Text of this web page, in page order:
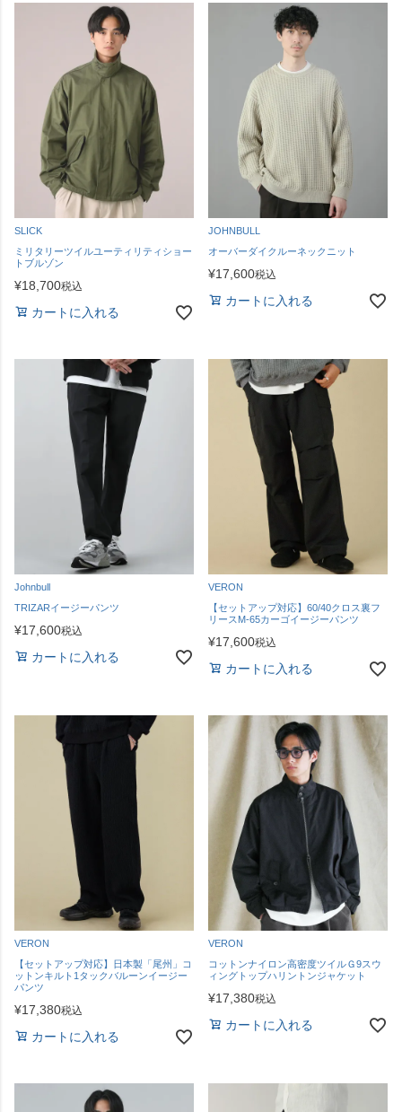
SLICK
ミリタリーツイルユーティリティショー
トブルゾン
¥18,700税込
カートに入れる
JOHNBULL
オーバーダイクルーネックニット
¥17,600税込
カートに入れる
Johnbull
TRIZARイージーパンツ
¥17,600税込
カートに入れる
VERON
【セットアップ対応】60/40クロス裏フ
リースM-65カーゴイージーパンツ
¥17,600税込
カートに入れる
VERON
【セットアップ対応】日本製「尾州」コ
ットンキルト1タックバルーンイージー
パンツ
¥17,380税込
カートに入れる
VERON
コットンナイロン高密度ツイルＧ9スウ
ィングトップハリントンジャケット
¥17,380税込
カートに入れる